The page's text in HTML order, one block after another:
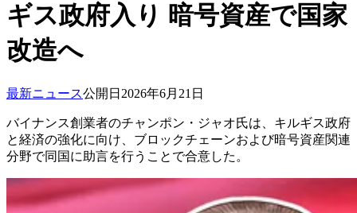
ギス政府入り 暗号資産で国家
改造へ
最新ニュース公開日 2026年6月21日
バイナンス創業者のチャンポン・ジャオ氏は、キルギス政府
と経済の強化に向け、ブロックチェーンおよび暗号資産関連
分野で同国に助言を行うことで合意した。